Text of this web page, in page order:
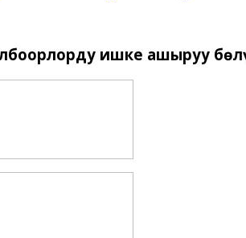
ишке ашыруу